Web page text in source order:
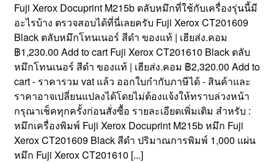
Fuji Xerox Docuprint M215b ตลับหมึกที่ใช้กับเครื่องรุ่นนี้มี
อะไรบ้าง ตรวจสอบได้ที่นี่เลยครับ Fuji Xerox CT201609
Black ตลับหมึกโทนเนอร์ สีดำ ของแท้ | เฮียส่ง.คอม
฿1,230.00 Add to cart Fuji Xerox CT201610 Black ตลับ
หมึกโทนเนอร์ สีดำ ของแท้ | เฮียส่ง.คอม ฿2,320.00 Add to
cart - ราคารวม vat แล้ว ออกใบกำกับภาษีได้ - สินค้าและ
ราคาอาจเปลี่ยนแปลงได้โดยไม่ต้องแจ้งให้ทราบล่วงหน้า
กรุณาเช็คทุกครั้งก่อนสั่งซื้อ รายละเอียดเพิ่มเติม สำหรับ :
หมึกเครื่องพิมพ์ Fuji Xerox Docuprint M215b หมึก Fuji
Xerox CT201609 Black สีดำ ปริมาณการพิมพ์ 1,000 แผ่น
หมึก Fuji Xerox CT201610 [...]